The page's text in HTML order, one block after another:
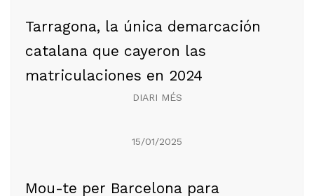
Tarragona, la única demarcación
catalana que cayeron las
matriculaciones en 2024
DIARI MÉS
15/01/2025
Mou-te per Barcelona para